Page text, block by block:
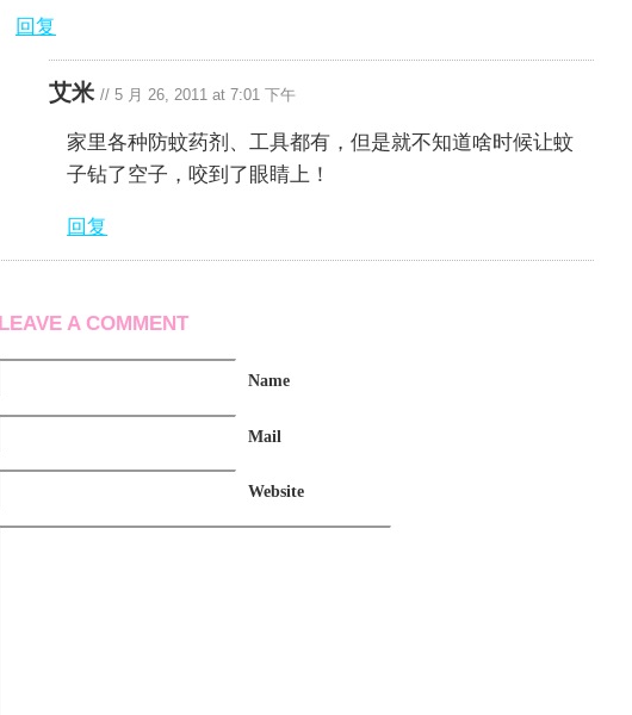
回复
艾米//5 月 26, 2011 at 7:01 下午
家里各种防蚊药剂、工具都有，但是就不知道啥时候让蚊
子钻了空子，咬到了眼睛上！
回复
LEAVE A COMMENT
Name
Mail
Website